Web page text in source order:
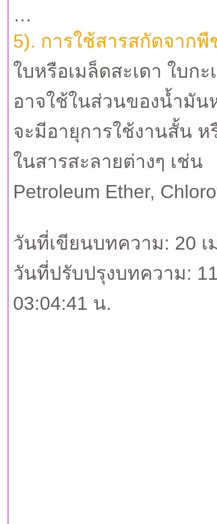
…
5). การใช้สารสกัดจากพื
ใบหรือเมล็ดสะเดา ใบก
อาจใช้ในส่วนของน้ำมัน
จะมีอายุการใช้งานสั้น
ในสารสะลายต่างๆ เช่น
Petroleum Ether,
วันที่เขียนบทความ: 20 เ
วันที่ปรับปรุงบทความ:
03:04:41 น.